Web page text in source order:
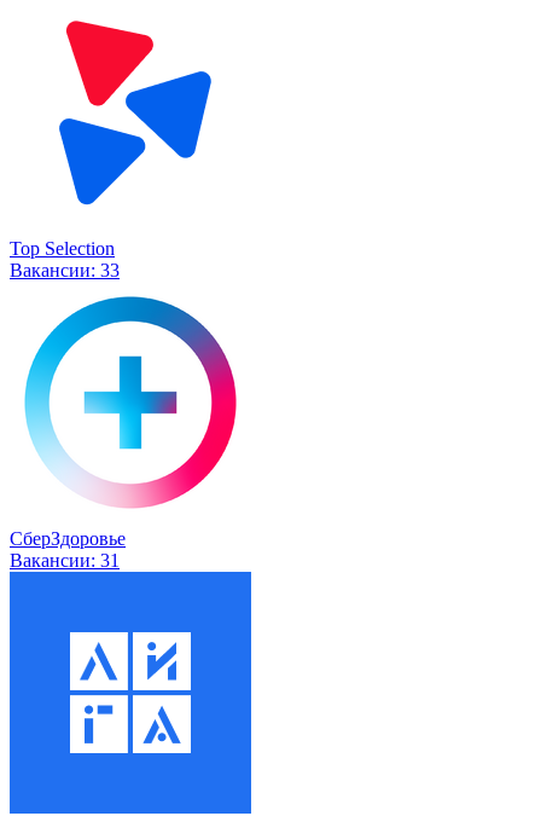
Top Selection
Вакансии: 33
СберЗдоровье
Вакансии: 31